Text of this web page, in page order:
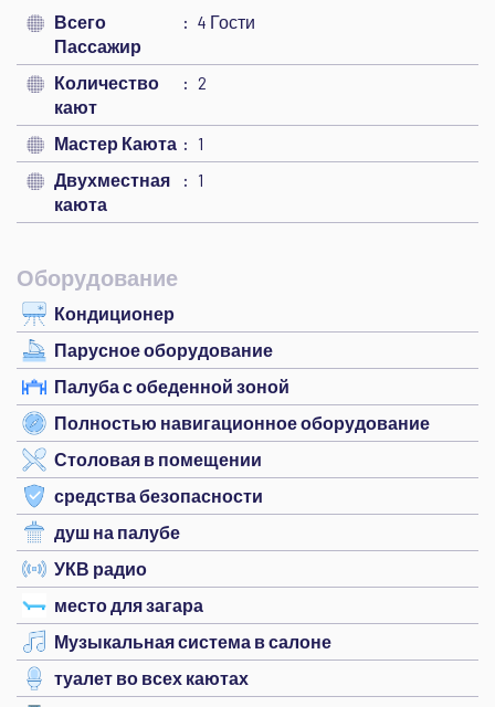
Всего
Пассажир
4 Гости
Количество
кают
2
Мастер Каюта
1
Двухместная
каюта
1
Оборудование
Кондиционер
Парусное оборудование
Палуба с обеденной зоной
Полностью навигационное оборудование
Столовая в помещении
средства безопасности
душ на палубе
УКВ радио
место для загара
Музыкальная система в салоне
туалет во всех каютах